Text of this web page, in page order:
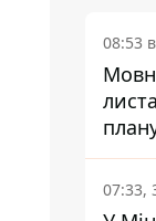
08:53
07:33,